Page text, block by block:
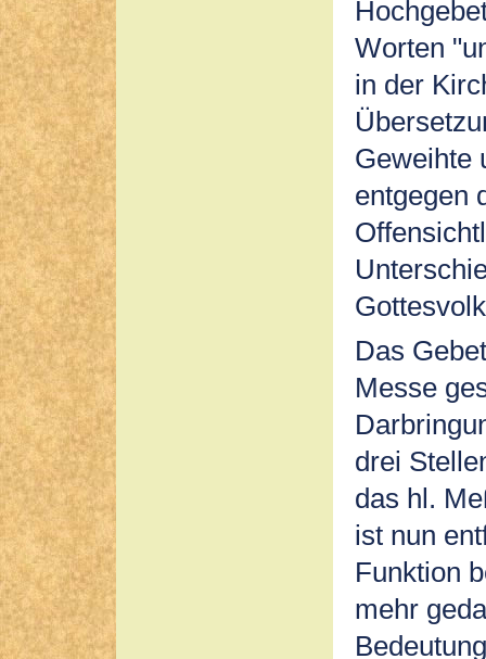
Worten
in der
Geweihte
entgegen
Das
Messe
drei
das hl.
ist nun
Funktion
mehr